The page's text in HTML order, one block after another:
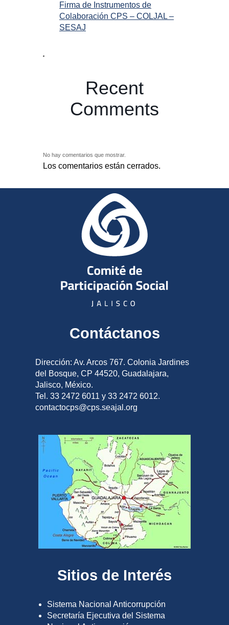
Firma de Instrumentos de
Colaboración CPS – COLJAL –
SESAJ
Recent
Comments
No hay comentarios que mostrar.
Los comentarios están cerrados.
Contáctanos
Dirección: Av. Arcos 767. Colonia Jardines
del Bosque, CP 44520, Guadalajara,
Jalisco, México.
Tel. 33 2472 6011 y 33 2472 6012.
contactocps@cps.seajal.org
Sitios de Interés
Sistema Nacional Anticorrupción
Secretaría Ejecutiva del Sistema